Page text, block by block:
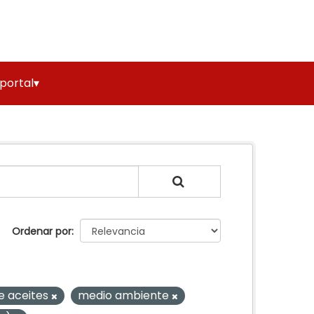
Ordenar por
aceites
medio ambiente